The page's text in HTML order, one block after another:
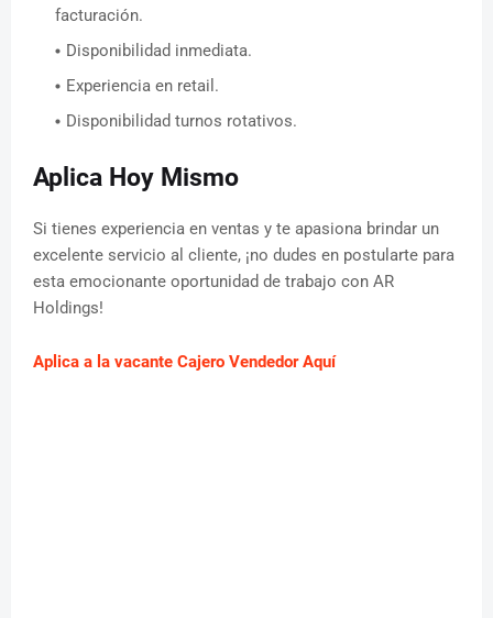
facturación.
Disponibilidad inmediata.
Experiencia en retail.
Disponibilidad turnos rotativos.
Aplica Hoy Mismo
Si tienes experiencia en ventas y te apasiona brindar un
excelente servicio al cliente, ¡no dudes en postularte para
esta emocionante oportunidad de trabajo con AR
Holdings!
Aplica a la vacante Cajero Vendedor Aquí